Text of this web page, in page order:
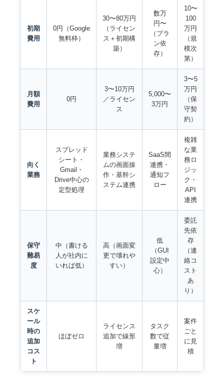
初期
費用
0円（Google
無料枠）
30〜80万円
（ライセン
ス＋初期構
築）
数万
円〜
（プラ
ン依
存）
10〜
100
万円
（規
模次
第）
月額
費用
0円
3〜10万円
／ライセン
ス
5,000〜
3万円
3〜5
万円
（保
守契
約）
向く
業務
スプレッド
シート・
Gmail・
Drive中心の
定型処理
業務システ
ムの画面操
作・基幹シ
ステム連携
SaaS間
連携・
通知フ
ロー
複雑
な業
務ロ
ジッ
ク・
API
連携
保守
難易
度
中（書ける
人が社内に
いれば低）
高（画面変
更で壊れや
すい）
低
（GUI
設定中
心）
委託
先依
存
（連
絡コ
スト
あ
り）
スケ
ール
時の
追加
コス
ト
ほぼゼロ
ライセンス
追加で線形
増
タスク
数で従
量増
案件
ごと
に見
積